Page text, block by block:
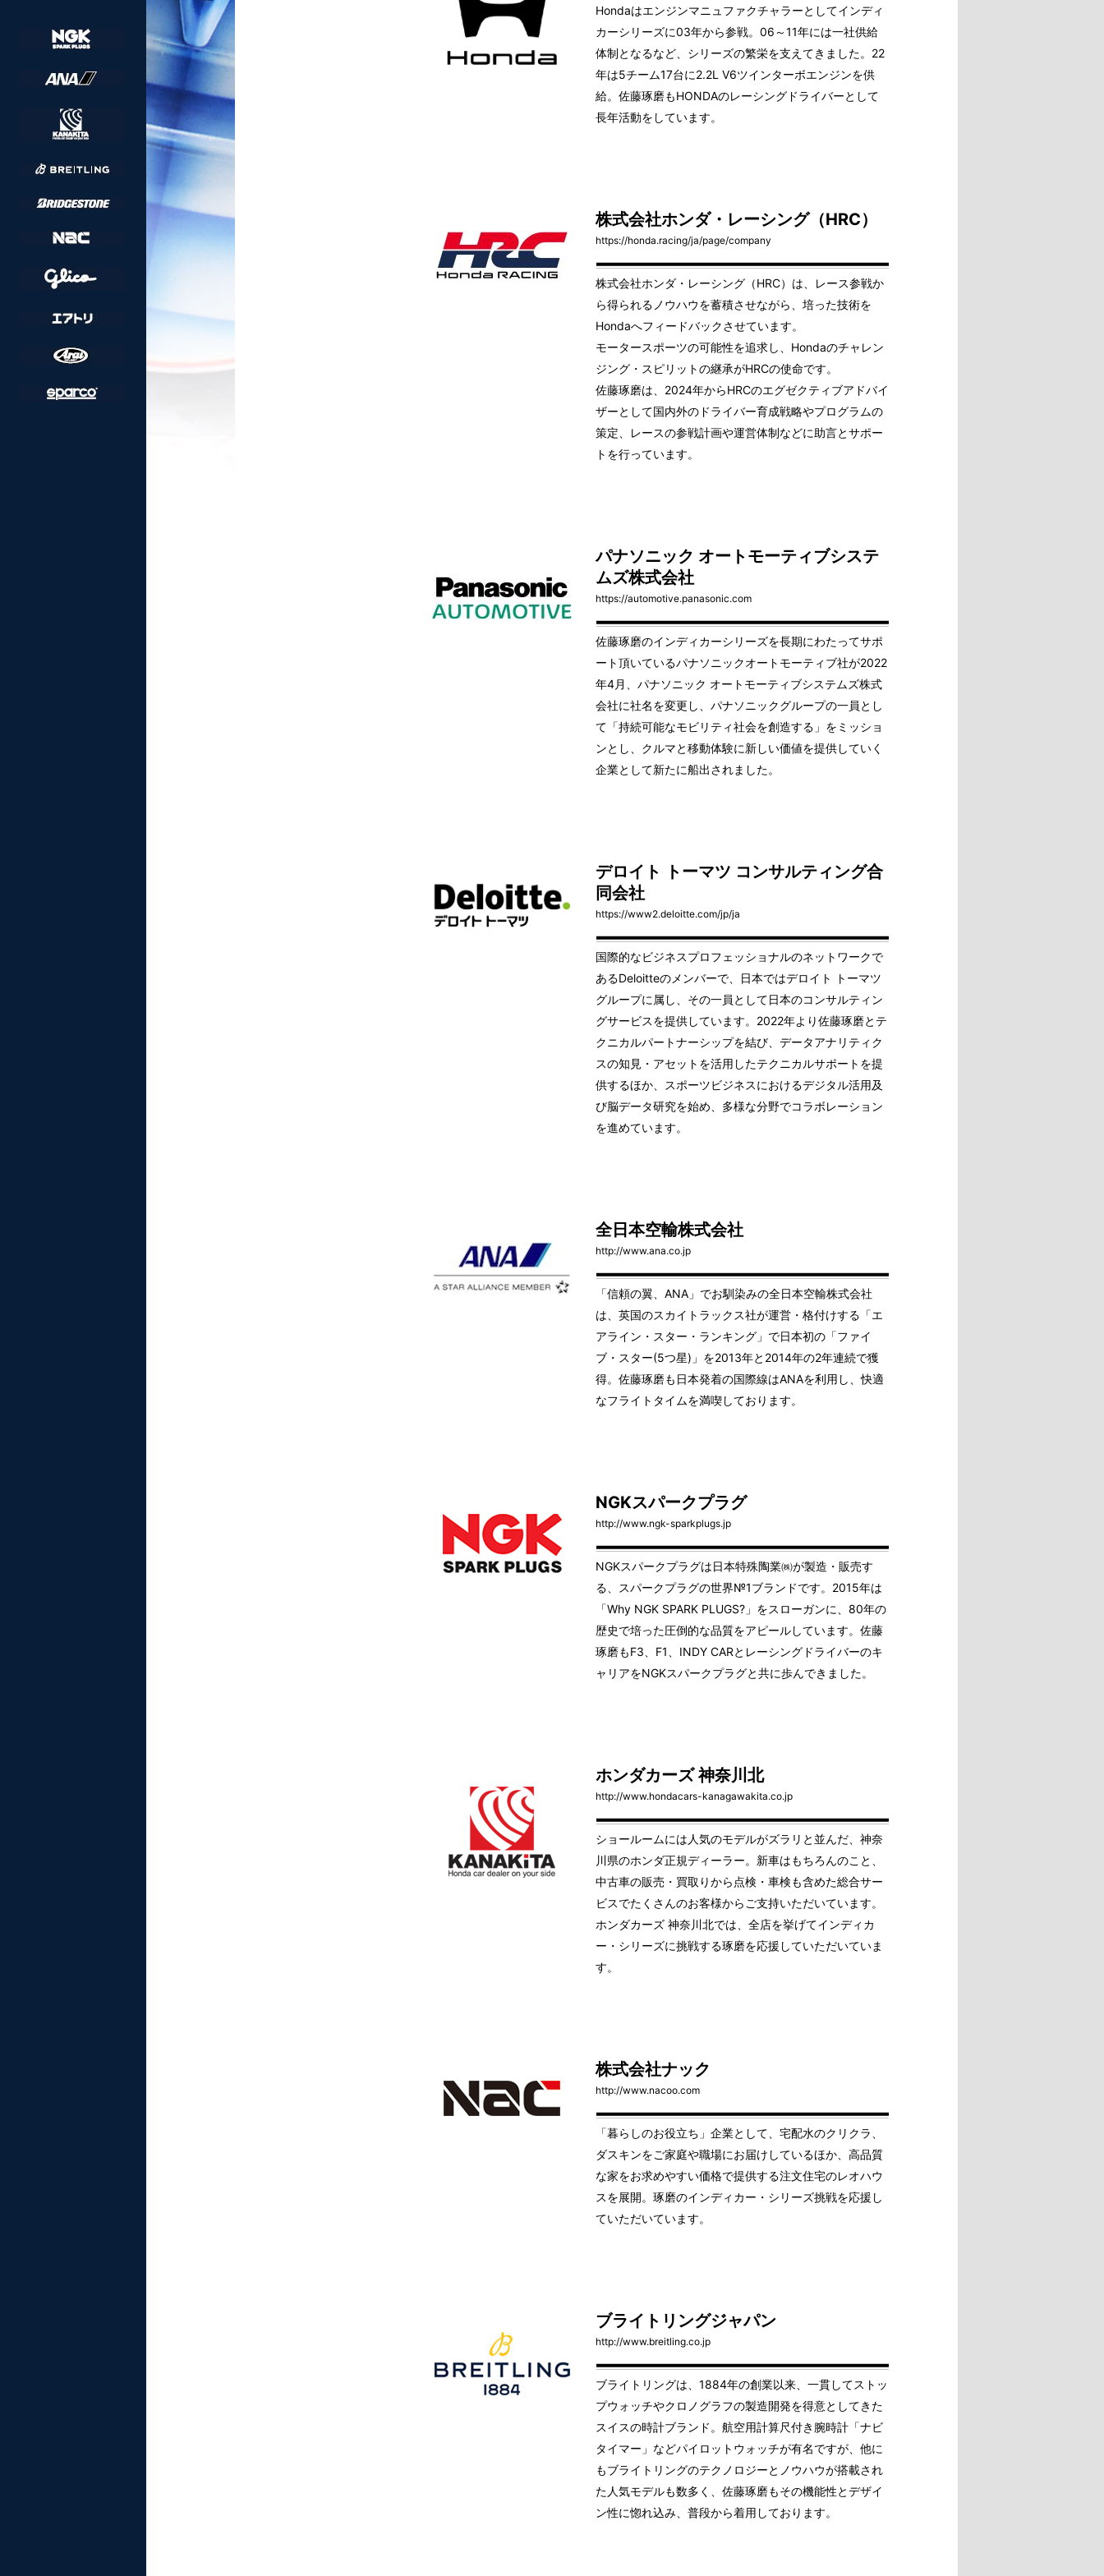
Hondaはエンジンマニュファクチャラーとしてインディ
カーシリーズに03年から参戦。06～11年には一社供給
体制となるなど、シリーズの繁栄を支えてきました。22
年は5チーム17台に2.2L V6ツインターボエンジンを供
給。佐藤琢磨もHONDAのレーシングドライバーとして
長年活動をしています。
株式会社ホンダ・レーシング（HRC）
https://honda.racing/ja/page/company
株式会社ホンダ・レーシング（HRC）は、レース参戦か
ら得られるノウハウを蓄積させながら、培った技術を
Hondaへフィードバックさせています。
モータースポーツの可能性を追求し、Hondaのチャレン
ジング・スピリットの継承がHRCの使命です。
佐藤琢磨は、2024年からHRCのエグゼクティブアドバイ
ザーとして国内外のドライバー育成戦略やプログラムの
策定、レースの参戦計画や運営体制などに助言とサポー
トを行っています。
パナソニック オートモーティブシステ
ムズ株式会社
https://automotive.panasonic.com
佐藤琢磨のインディカーシリーズを長期にわたってサポ
ート頂いているパナソニックオートモーティブ社が2022
年4月、パナソニック オートモーティブシステムズ株式
会社に社名を変更し、パナソニックグループの一員とし
て「持続可能なモビリティ社会を創造する」をミッショ
ンとし、クルマと移動体験に新しい価値を提供していく
企業として新たに船出されました。
デロイト トーマツ コンサルティング合
同会社
https://www2.deloitte.com/jp/ja
国際的なビジネスプロフェッショナルのネットワークで
あるDeloitteのメンバーで、日本ではデロイト トーマツ
グループに属し、その一員として日本のコンサルティン
グサービスを提供しています。2022年より佐藤琢磨とテ
クニカルパートナーシップを結び、データアナリティク
スの知見・アセットを活用したテクニカルサポートを提
供するほか、スポーツビジネスにおけるデジタル活用及
び脳データ研究を始め、多様な分野でコラボレーション
を進めています。
全日本空輸株式会社
http://www.ana.co.jp
「信頼の翼、ANA」でお馴染みの全日本空輸株式会社
は、英国のスカイトラックス社が運営・格付けする「エ
アライン・スター・ランキング」で日本初の「ファイ
ブ・スター(5つ星)」を2013年と2014年の2年連続で獲
得。佐藤琢磨も日本発着の国際線はANAを利用し、快適
なフライトタイムを満喫しております。
NGKスパークプラグ
http://www.ngk-sparkplugs.jp
NGKスパークプラグは日本特殊陶業㈱が製造・販売す
る、スパークプラグの世界№1ブランドです。2015年は
「Why NGK SPARK PLUGS?」をスローガンに、80年の
歴史で培った圧倒的な品質をアピールしています。佐藤
琢磨もF3、F1、INDY CARとレーシングドライバーのキ
ャリアをNGKスパークプラグと共に歩んできました。
ホンダカーズ 神奈川北
http://www.hondacars-kanagawakita.co.jp
ショールームには人気のモデルがズラリと並んだ、神奈
川県のホンダ正規ディーラー。新車はもちろんのこと、
中古車の販売・買取りから点検・車検も含めた総合サー
ビスでたくさんのお客様からご支持いただいています。
ホンダカーズ 神奈川北では、全店を挙げてインディカ
ー・シリーズに挑戦する琢磨を応援していただいていま
す。
株式会社ナック
http://www.nacoo.com
「暮らしのお役立ち」企業として、宅配水のクリクラ、
ダスキンをご家庭や職場にお届けしているほか、高品質
な家をお求めやすい価格で提供する注文住宅のレオハウ
スを展開。琢磨のインディカー・シリーズ挑戦を応援し
ていただいています。
ブライトリングジャパン
http://www.breitling.co.jp
ブライトリングは、1884年の創業以来、一貫してストッ
プウォッチやクロノグラフの製造開発を得意としてきた
スイスの時計ブランド。航空用計算尺付き腕時計「ナビ
タイマー」などパイロットウォッチが有名ですが、他に
もブライトリングのテクノロジーとノウハウが搭載され
た人気モデルも数多く、佐藤琢磨もその機能性とデザイ
ン性に惚れ込み、普段から着用しております。